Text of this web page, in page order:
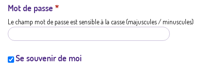
t
i
Mot de passe *
Le champ mot de passe est sensible à la casse (majuscules / minuscules)
Se souvenir de moi